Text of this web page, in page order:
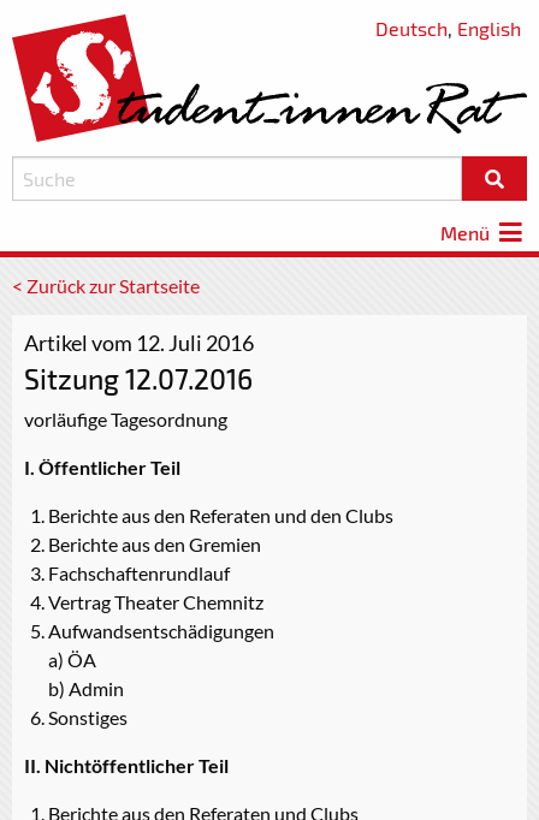
Deutsch, English
Menü
< Zurück zur Startseite
Artikel vom 12. Juli 2016
Sitzung 12.07.2016
vorläufige Tagesordnung
I. Öffentlicher Teil
Berichte aus den Referaten und den Clubs
Berichte aus den Gremien
Fachschaftenrundlauf
Vertrag Theater Chemnitz
Aufwandsentschädigungen
a) ÖA
b) Admin
Sonstiges
II. Nichtöffentlicher Teil
Berichte aus den Referaten und Clubs